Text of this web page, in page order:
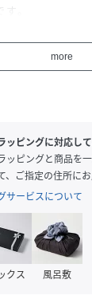
。
レディース
コットン100%
34(S)、36(M)
手洗い可
QV6267_13508611
13508611-90-34
more
ッピングに対応して
ッピングと商品を
、ご指定の住所にお
サービスについて
クス 風呂敷